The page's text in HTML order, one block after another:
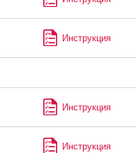
Инструкция
Инструкция
Инструкция